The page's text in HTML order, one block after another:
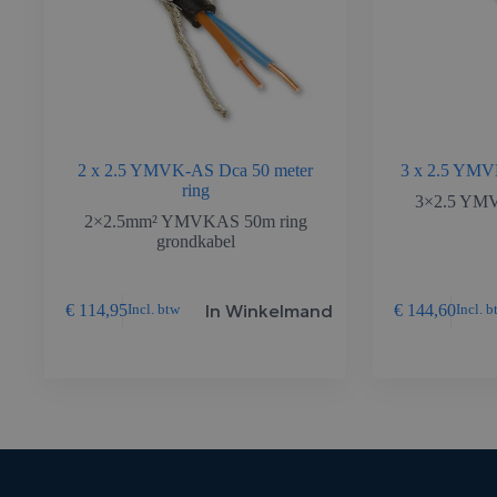
2 x 2.5 YMVK-AS Dca 50 meter
ring
2×2.5mm² YMVKAS 50m ring
grondkabel
€114,95Incl. btw In Winkelmand
3 x 2.5
3×2.5
€144,60Incl.